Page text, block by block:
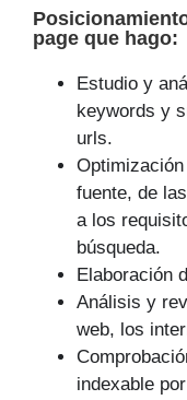
page que hago:
Estudio y
keywords y
urls.
fuente, de
a los
búsqueda.
Elaboración
Análisis y
web, los
indexable